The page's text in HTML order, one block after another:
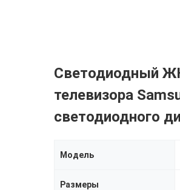
Светодиодный
телевизора
светодиодного
Модель
Размеры